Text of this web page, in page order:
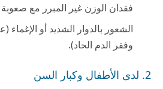
فقدان الوزن غير المبرر مع صعوبة
الشعور بالدوار الشديد أو
وفقر الدم الحاد).
2. لدى الأطفال وكبار السن